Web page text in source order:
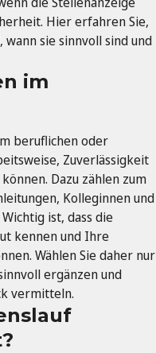
Hier erfahren Sie,
sie sinnvoll sind und
im
beruflichen oder
Zuverlässigkeit
Dazu zählen zum
Kolleginnen und
ist, dass die
kennen und Ihre
Wählen Sie daher nur
ergänzen und
vermitteln.